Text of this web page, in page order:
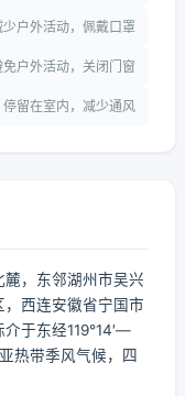
少户外活动，佩戴口罩
免户外活动，关闭门窗
停留在室内，减少通风
，东邻湖州市吴兴
西连安徽省宁国市
于东经119°14′—
热带季风气候，四